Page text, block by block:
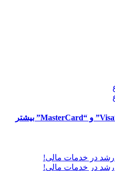
ارزش بازار بیت کوین از مجموع “Visa” و “MasterCard” بیشتر